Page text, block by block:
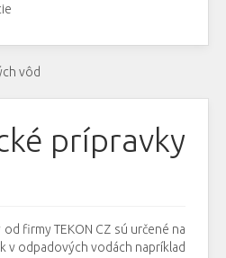
vôd
prípravky
firmy TEKON CZ sú určené na
v odpadových vodách napríklad